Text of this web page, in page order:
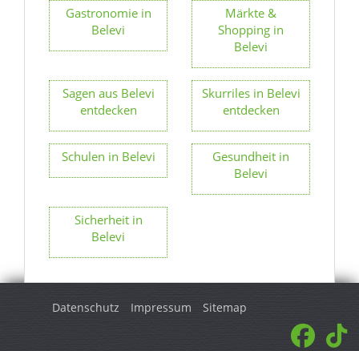
Sagen aus Belevi
entdecken
Skurriles in Belevi
entdecken
Gesundheit in
Belevi
Sicherheit in
Belevi
Datenschutz Impressum
© 2026 Turkey Regional. Alle Rechte vorbehalten.